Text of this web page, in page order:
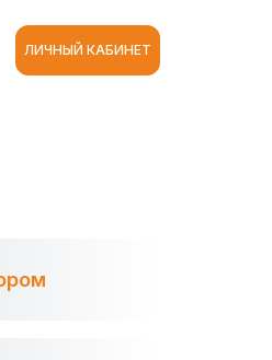
ЛИЧНЫЙ КАБИНЕТ